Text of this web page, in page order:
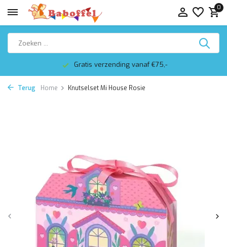
0
Gratis verzending vanaf €75,-
Terug Home Knutselset Mi House Rosie